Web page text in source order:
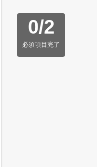
0/2
必須項目完了